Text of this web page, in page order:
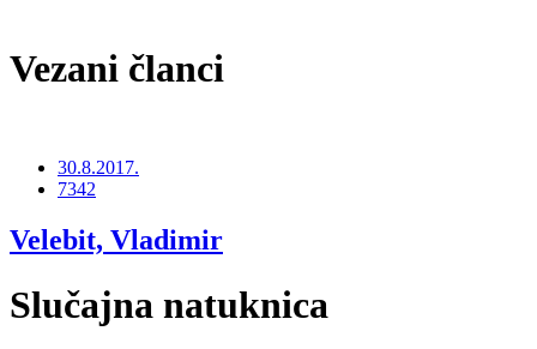
Vezani članci
30.8.2017.
7342
Velebit, Vladimir
Slučajna natuknica